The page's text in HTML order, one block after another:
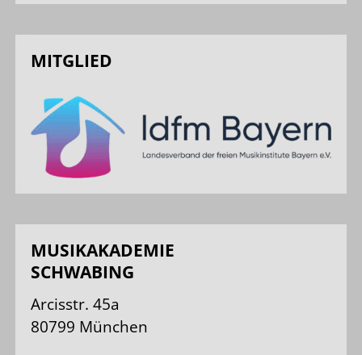
MITGLIED
MUSIKAKADEMIE
SCHWABING
Arcisstr. 45a
80799 München